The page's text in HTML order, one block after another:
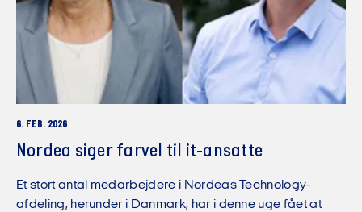
6. FEB. 2026
Nordea siger farvel til it-ansatte
Et stort antal medarbejdere i Nordeas Technology-
afdeling, herunder i Danmark, har i denne uge fået at